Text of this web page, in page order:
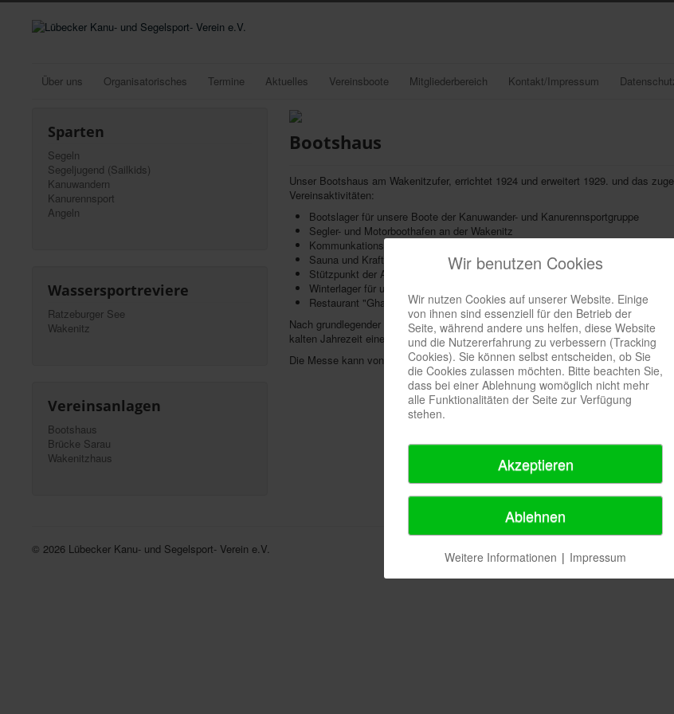
Über uns Organisatorisches Termine Aktuelles Vereinsboote Mitgliederbereich Kontakt/Impressum
Sparten
Segeln
Segeljugend (Sailkids)
Kanuwandern
Kanurennsport
Angeln
Wassersportreviere
Ratzeburger See
Wakenitz
Vereinsanlagen
Bootshaus
Brücke Sarau
Wakenitzhaus
Bootshaus
Unser Bootshaus am Wakenitzufer, errichtet 1924 und erweitert 1929. und das
Vereinsaktivitäten:
Bootslager für unsere Boote der Kanuwander- und Kanurennsportgruppe
Segler- und Motorboothafen an der Wakenitz
Kommunkations- und Schulungszentrum (Vereinsmesse) und Geschäftsstelle
Sauna und Kraftsportraum
Stützpunkt der Angelgruppe
Winterlager für unsere Boote vom Ratzeburger See
Restaurant "Ghandi" (verpachtet)
Nach grundlegender Sanierung und Erweiterung im Jahre 2013/14 bietet das
kalten Jahrezeit einen gemütlichen Rahmen für Vereinsaktivitäten.
Die Messe kann von Vereinsmitgliedern, für eine geringe Gebühr, für eigene
© 2026 Lübecker Kanu- und Segelsport- Verein e.V.
Wir benutzen Cookies
Wir nutzen Cookies auf unserer Website. Einige
von ihnen sind essenziell für den Betrieb der
Seite, während andere uns helfen, diese Website
und die Nutzererfahrung zu verbessern (Tracking
Cookies). Sie können selbst entscheiden, ob Sie
die Cookies zulassen möchten. Bitte beachten Sie,
dass bei einer Ablehnung womöglich nicht mehr
alle Funktionalitäten der Seite zur Verfügung
stehen.
Akzeptieren
Ablehnen
Weitere Informationen | Impressum